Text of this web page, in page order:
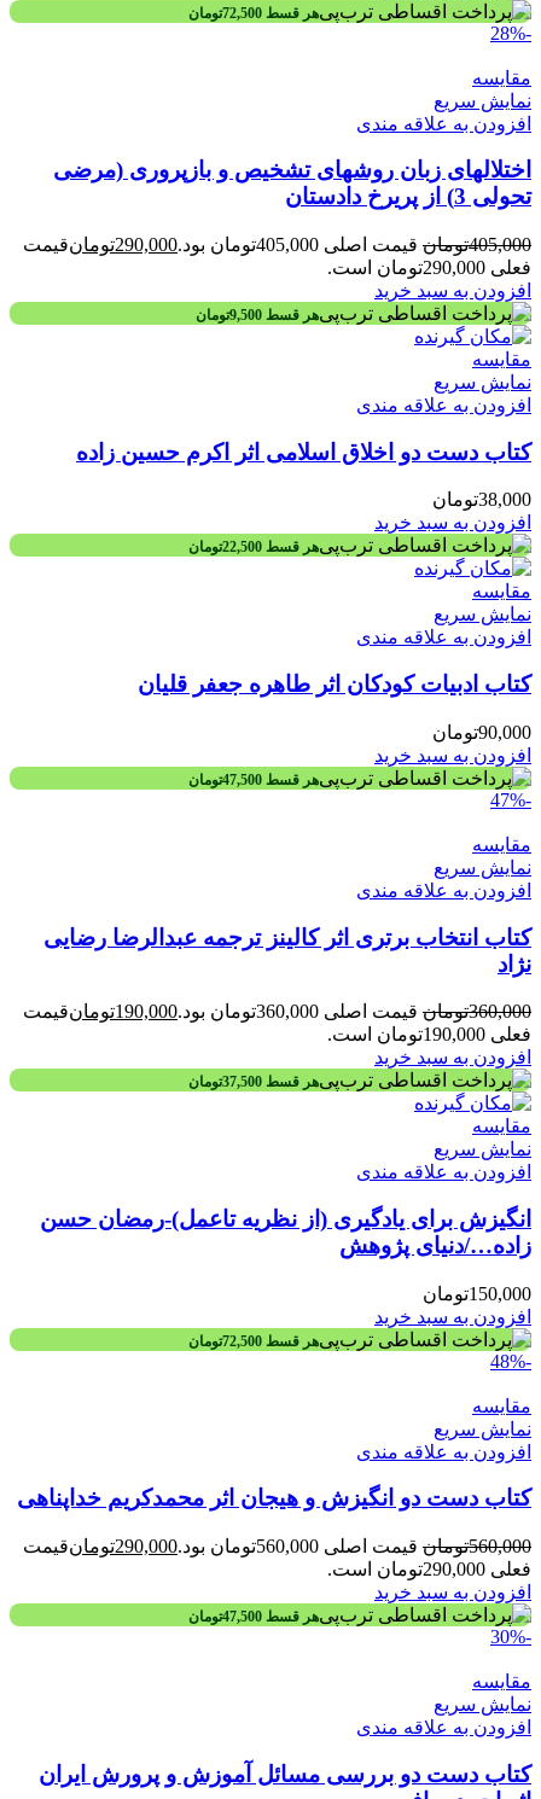
هر قسط 72,500تومان
-28%
مقايسه
نمایش سریع
افزودن به علاقه مندی
اختلالهای زبان روشهای تشخیص و بازپروری (مرضی
تحولی 3) از پریرخ دادستان
405,000تومان قیمت اصلی 405,000تومان بود. 290,000تومانقیمت
فعلی 290,000تومان است.
افزودن به سبد خرید
هر قسط 9,500تومان
مقايسه
نمایش سریع
افزودن به علاقه مندی
کتاب دست دو اخلاق اسلامی اثر اکرم حسین زاده
38,000تومان
افزودن به سبد خرید
هر قسط 22,500تومان
مقايسه
نمایش سریع
افزودن به علاقه مندی
کتاب ادبیات کودکان اثر طاهره جعفر قلیان
90,000تومان
افزودن به سبد خرید
هر قسط 47,500تومان
-47%
مقايسه
نمایش سریع
افزودن به علاقه مندی
کتاب انتخاب برتری اثر کالینز ترجمه عبدالرضا رضایی
نژاد
360,000تومان قیمت اصلی 360,000تومان بود. 190,000تومانقیمت
فعلی 190,000تومان است.
افزودن به سبد خرید
هر قسط 37,500تومان
مقايسه
نمایش سریع
افزودن به علاقه مندی
انگیزش برای یادگیری (از نظریه تاعمل)-رمضان حسن
زاده…/دنیای پژوهش
150,000تومان
افزودن به سبد خرید
هر قسط 72,500تومان
-48%
مقايسه
نمایش سریع
افزودن به علاقه مندی
کتاب دست دو انگیزش و هیجان اثر محمدکریم خداپناهی
560,000تومان قیمت اصلی 560,000تومان بود. 290,000تومانقیمت
فعلی 290,000تومان است.
افزودن به سبد خرید
هر قسط 47,500تومان
-30%
مقايسه
نمایش سریع
افزودن به علاقه مندی
کتاب دست دو بررسی مسائل آموزش و پرورش ایران